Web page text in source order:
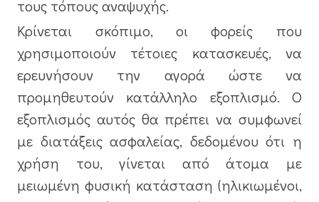
τους τόπους αναψυχής.
Κρίνεται σκόπιμο, οι φορείς που
χρησιμοποιούν τέτοιες κατασκευές, να
ερευνήσουν την αγορά ώστε να
προμηθευτούν κατάλληλο εξοπλισμό. Ο
εξοπλισμός αυτός θα πρέπει να συμφωνεί
με διατάξεις ασφαλείας, δεδομένου ότι η
χρήση του, γίνεται από άτομα με
μειωμένη φυσική κατάσταση (ηλικιωμένοι,